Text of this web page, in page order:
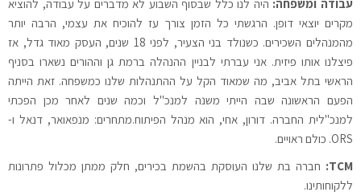
עבודה ומשפחה: היה לנו כלל שבסוף השבוע לא מדברים על עבודה, להוציא
מקרים יוצאי דופן. הרגשתי כל הזמן צורך עז להוכיח את עצמי, הרבה יותר
מהמנהלים השכירים. כשנולד בני הצעיר, לפני 18 שנים, העסק מאוד גדל, אז
פיצלנו אותו פיזית. אני עברתי לבניין ההנהלה ברמת גן וההורים נשארו בסניף
הראשי בתל אביב, מה שמאוד הקל על ההתנהלות שלנו כמשפחה. זאת הייתה
הפעם הראשונה שבה הייתי משנה למנכ"ל וכמה שנים לאחר מכן הפכתי
למנכ"לית החברה. דורון, אחי, הוא מנהל הפיתוח.מתחרים: מנפאואר, דנאל ו-
ORS. כולם ראויים.
TCM:
חברה בת שלנו העוסקת בהשמת בכירים, חלק ממתן מכלול פתרונות
ללקוחותינו.